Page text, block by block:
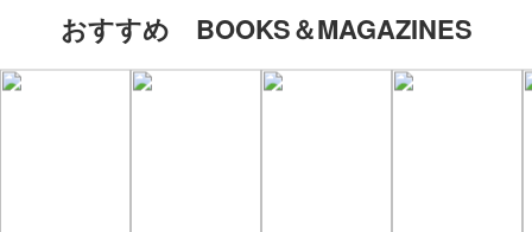
おすすめ BOOKS＆MAGAZINES